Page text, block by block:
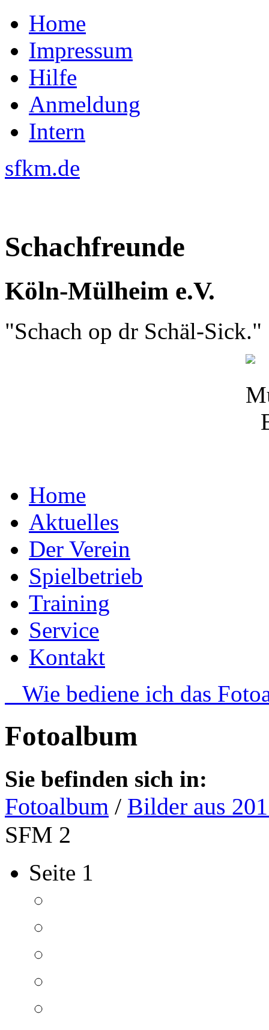
Home
Impressum
Hilfe
Anmeldung
Intern
sfkm.de
Schachfreunde
Köln-Mülheim e.V.
"Schach op dr Schäl-Sick."
Home
Aktuelles
Der Verein
Spielbetrieb
Training
Service
Kontakt
Wie bediene ich das
Fotoalbum
Sie befinden sich in:
Fotoalbum / Bilder aus
SFM 2
Seite 1